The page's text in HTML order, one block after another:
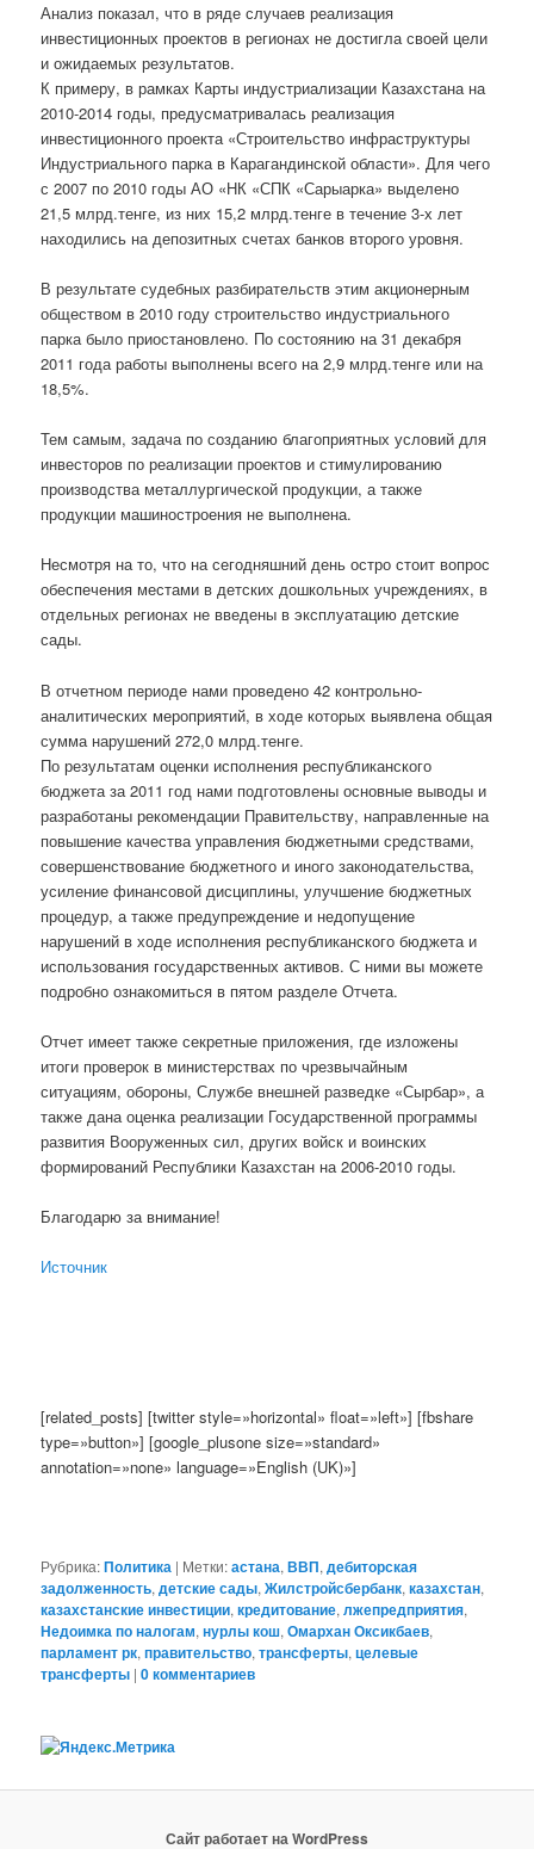
Анализ показал, что в ряде случаев реализация
инвестиционных проектов в регионах не достигла своей цели
и ожидаемых результатов.
К примеру, в рамках Карты индустриализации Казахстана на
2010-2014 годы, предусматривалась реализация
инвестиционного проекта «Строительство инфраструктуры
Индустриального парка в Карагандинской области». Для чего
с 2007 по 2010 годы АО «НК «СПК «Сарыарка» выделено
21,5 млрд.тенге, из них 15,2 млрд.тенге в течение 3-х лет
находились на депозитных счетах банков второго уровня.
В результате судебных разбирательств этим акционерным
обществом в 2010 году строительство индустриального
парка было приостановлено. По состоянию на 31 декабря
2011 года работы выполнены всего на 2,9 млрд.тенге или на
18,5%.
Тем самым, задача по созданию благоприятных условий для
инвесторов по реализации проектов и стимулированию
производства металлургической продукции, а также
продукции машиностроения не выполнена.
Несмотря на то, что на сегодняшний день остро стоит вопрос
обеспечения местами в детских дошкольных учреждениях, в
отдельных регионах не введены в эксплуатацию детские
сады.
В отчетном периоде нами проведено 42 контрольно-
аналитических мероприятий, в ходе которых выявлена общая
сумма нарушений 272,0 млрд.тенге.
По результатам оценки исполнения республиканского
бюджета за 2011 год нами подготовлены основные выводы и
разработаны рекомендации Правительству, направленные на
повышение качества управления бюджетными средствами,
совершенствование бюджетного и иного законодательства,
усиление финансовой дисциплины, улучшение бюджетных
процедур, а также предупреждение и недопущение
нарушений в ходе исполнения республиканского бюджета и
использования государственных активов. С ними вы можете
подробно ознакомиться в пятом разделе Отчета.
Отчет имеет также секретные приложения, где изложены
итоги проверок в министерствах по чрезвычайным
ситуациям, обороны, Службе внешней разведке «Сырбар», а
также дана оценка реализации Государственной программы
развития Вооруженных сил, других войск и воинских
формирований Республики Казахстан на 2006-2010 годы.
Благодарю за внимание!
Источник
[related_posts] [twitter style=»horizontal» float=»left»] [fbshare
type=»button»] [google_plusone size=»standard»
annotation=»none» language=»English (UK)»]
Рубрика:Политика | Метки:астана,ВВП,дебиторская
задолженность,детские сады,Жилстройсбербанк,казахстан,
казахстанские инвестиции,кредитование,лжепредприятия,
Недоимка по налогам,нурлы кош,Омархан Оксикбаев,
парламент рк,правительство,трансферты,целевые
трансферты |0 комментариев
Сайт работает на WordPress